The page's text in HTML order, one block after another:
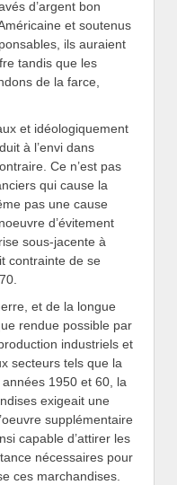
d’argent bon
et soutenus
ils auraient
tandis que les
de la farce,
et idéologiquement
à l’envi dans
Ce n’est pas
qui cause la
pas une cause
d’évitement
sous-jacente à
contrainte de se
et de la longue
rendue possible par
industriels et
secteurs tels que la
1950 et 60, la
exigeait une
supplémentaire
capable d’attirer les
nécessaires pour
ces marchandises.